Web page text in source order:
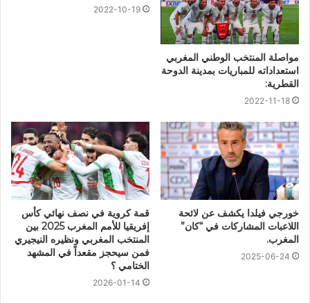
مواصلة المنتخب الوطني المغربي
استعداداته للمباريات بمدينة الدوحة
القطرية:
2022-11-18
2022-10-19
خورجي فيلدا يكشف عن لائحة
اللاعبات المشاركات في “كان”
المغرب.
2025-06-24
قمة كروية في نصف نهائي كأس
إفريقيا للأمم المغرب 2025 بين
المنتخب المغربي ونظيره النيجيري
فمن سيحجز مقعداً في المشهد
الختامي ؟
2026-01-14